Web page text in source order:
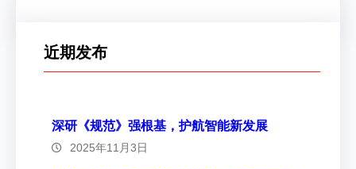
近期发布
深研《规范》强根基，护航智能新发展
2025年11月3日